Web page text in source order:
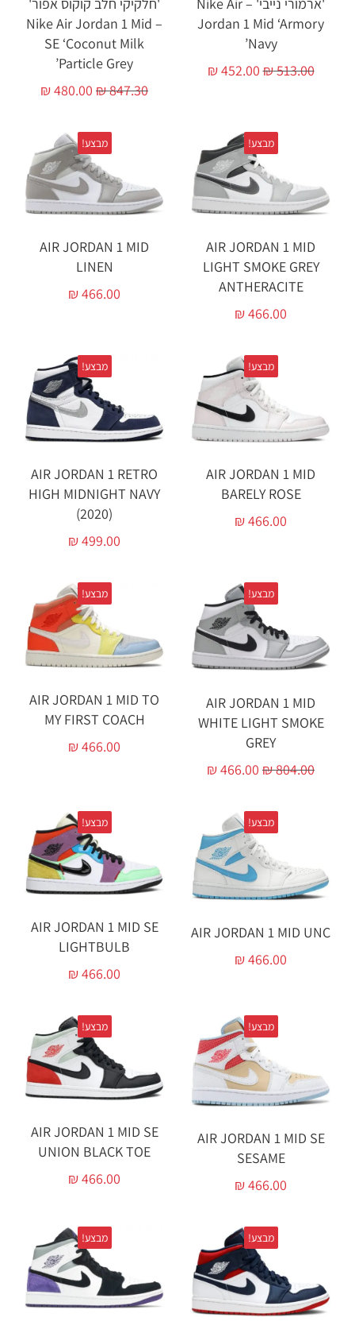
'ארמורי נייבי' – Nike Air
Jordan 1 Mid ‘Armory
Navy’
₪513.00
₪452.00
'חלקיקי חלב קוקוס אפור'
– Nike Air Jordan 1 Mid
SE ‘Coconut Milk
Particle Grey’
₪847.30
₪480.00
מבצע!
AIR JORDAN 1 MID
LIGHT SMOKE GREY
ANTHERACITE
₪466.00
מבצע!
AIR JORDAN 1 MID
LINEN
₪466.00
מבצע!
AIR JORDAN 1 MID
BARELY ROSE
₪466.00
מבצע!
AIR JORDAN 1 RETRO
HIGH MIDNIGHT NAVY
(2020)
₪499.00
מבצע!
AIR JORDAN 1 MID
WHITE LIGHT SMOKE
GREY
₪804.00
₪466.00
מבצע!
AIR JORDAN 1 MID TO
MY FIRST COACH
₪466.00
מבצע!
AIR JORDAN 1 MID UNC
₪466.00
מבצע!
AIR JORDAN 1 MID SE
LIGHTBULB
₪466.00
מבצע!
AIR JORDAN 1 MID SE
SESAME
₪466.00
מבצע!
AIR JORDAN 1 MID SE
UNION BLACK TOE
₪466.00
מבצע! מבצע!